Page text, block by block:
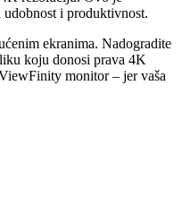
i produktivnost.
ekranima. Nadogradite
koju donosi prava 4K
monitor – jer vaša